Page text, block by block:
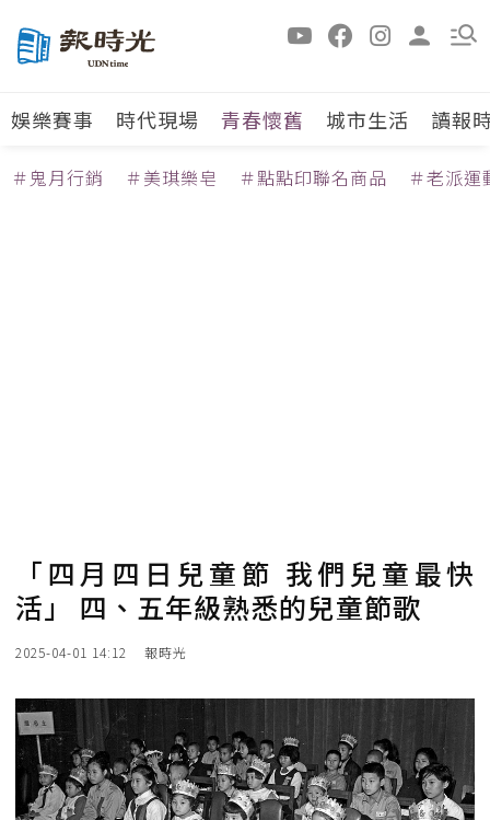
娛樂賽事 時代現場 青春懷舊 城市生活 讀報
＃鬼月行銷 ＃美琪樂皂 ＃點點印聯名商品 ＃老派運
「四月四日兒童節 我們兒童最快
活」 四、五年級熟悉的兒童節歌
2025-04-01 14:12 報時光